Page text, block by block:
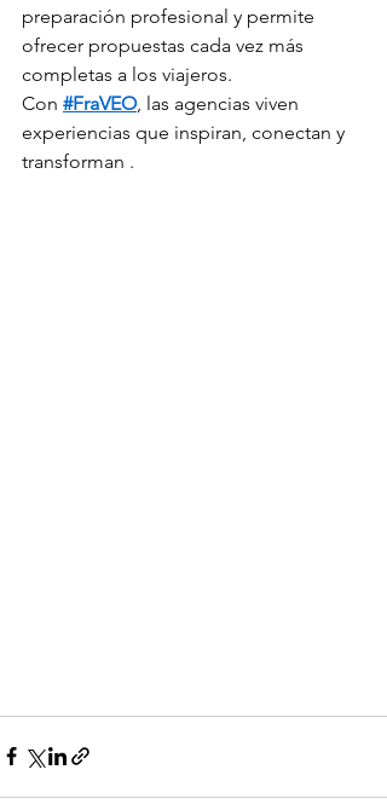
preparación profesional y permite
ofrecer propuestas cada vez más
completas a los viajeros.
Con #FraVEO, las agencias viven
experiencias que inspiran, conectan y
transforman .